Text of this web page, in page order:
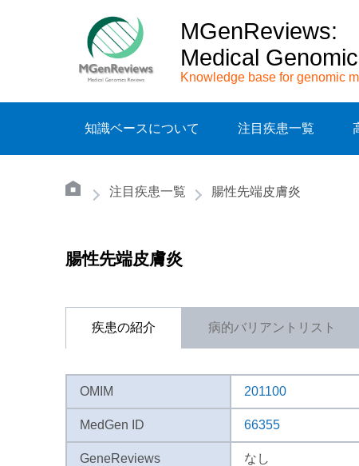
MGenReviews:
Medical
Knowledge base for genomic
知識ベースについて 注目疾患一覧
注目疾患一覧 腸性先端皮膚炎
腸性先端皮膚炎
疾患の紹介 病的バリアントリスト
OMIM 201100
MedGen ID 66355
GeneReviews なし